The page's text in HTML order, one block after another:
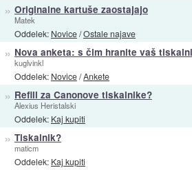
» Originalne kartuše zaostajajo
Matek
Oddelek: Novice/Ostale najave
» Nova anketa: s čim hranite vaš
kuglvinkl
Oddelek: Novice/Ankete
» Refill za Canonove tiskalnike?
Alexius Heristalski
Oddelek: Kaj kupiti
» Tiskalnik?
maticm
Oddelek: Kaj kupiti